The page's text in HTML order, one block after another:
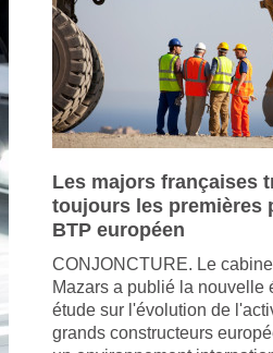
Les majors françaises
toujours les premières
BTP européen
CONJONCTURE. Le
Mazars a publié la nouvelle
étude sur l'évolution de
grands constructeurs